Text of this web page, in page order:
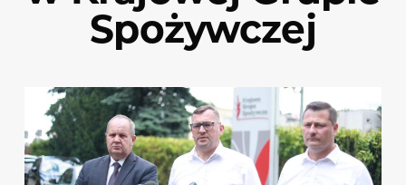
Spożywczej